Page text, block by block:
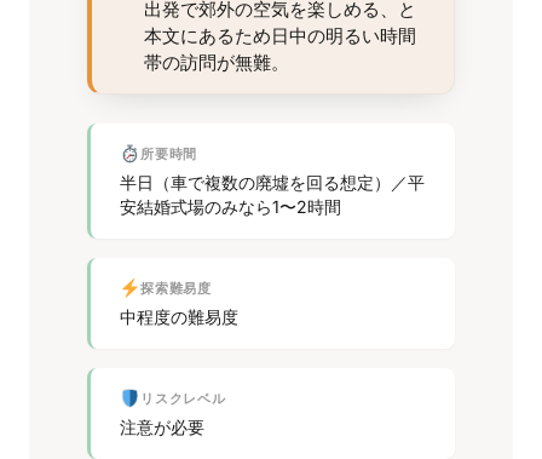
出発で郊外の空気を楽しめる、と
本文にあるため日中の明るい時間
帯の訪問が無難。
所要時間
半日（車で複数の廃墟を回る想定）／平
安結婚式場のみなら1〜2時間
探索難易度
中程度の難易度
リスクレベル
注意が必要